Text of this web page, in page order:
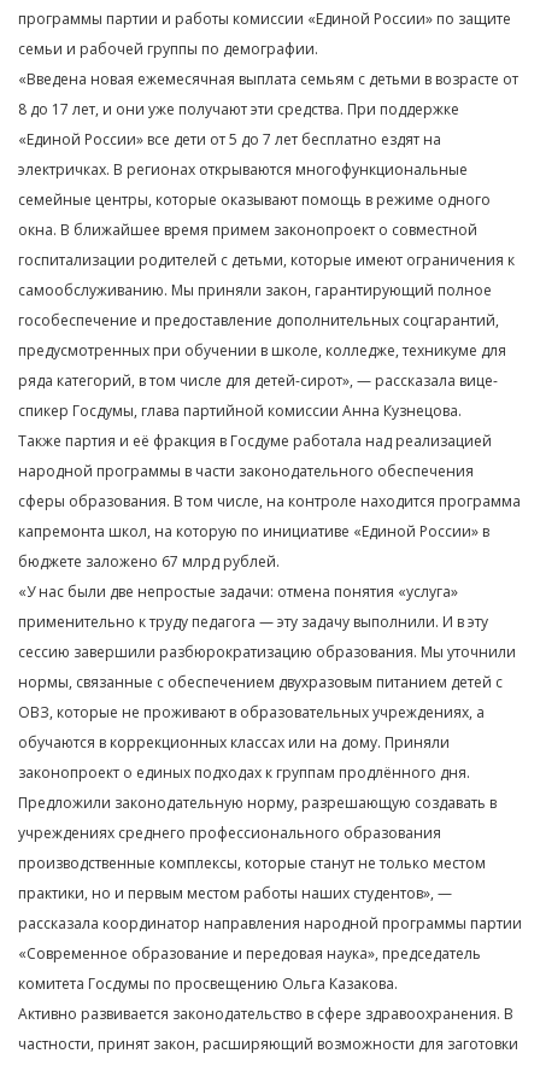
программы партии и работы комиссии «Единой России» по защите
семьи и рабочей группы по демографии.
«Введена новая ежемесячная выплата семьям с детьми в возрасте от
8 до 17 лет, и они уже получают эти средства. При поддержке
«Единой России» все дети от 5 до 7 лет бесплатно ездят на
электричках. В регионах открываются многофункциональные
семейные центры, которые оказывают помощь в режиме одного
окна. В ближайшее время примем законопроект о совместной
госпитализации родителей с детьми, которые имеют ограничения к
самообслуживанию. Мы приняли закон, гарантирующий полное
гособеспечение и предоставление дополнительных соцгарантий,
предусмотренных при обучении в школе, колледже, техникуме для
ряда категорий, в том числе для детей-сирот», — рассказала вице-
спикер Госдумы, глава партийной комиссии Анна Кузнецова.
Также партия и её фракция в Госдуме работала над реализацией
народной программы в части законодательного обеспечения
сферы образования. В том числе, на контроле находится программа
капремонта школ, на которую по инициативе «Единой России» в
бюджете заложено 67 млрд рублей.
«У нас были две непростые задачи: отмена понятия «услуга»
применительно к труду педагога — эту задачу выполнили. И в эту
сессию завершили разбюрократизацию образования. Мы уточнили
нормы, связанные с обеспечением двухразовым питанием детей с
ОВЗ, которые не проживают в образовательных учреждениях, а
обучаются в коррекционных классах или на дому. Приняли
законопроект о единых подходах к группам продлённого дня.
Предложили законодательную норму, разрешающую создавать в
учреждениях среднего профессионального образования
производственные комплексы, которые станут не только местом
практики, но и первым местом работы наших студентов», —
рассказала координатор направления народной программы партии
«Современное образование и передовая наука», председатель
комитета Госдумы по просвещению Ольга Казакова.
Активно развивается законодательство в сфере здравоохранения. В
частности, принят закон, расширяющий возможности для заготовки